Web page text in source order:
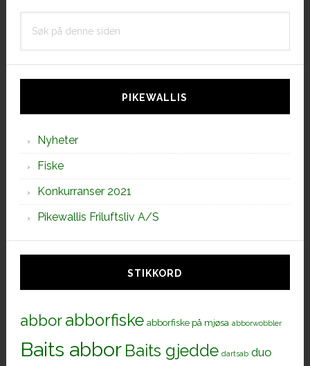
PIKEWALLIS
Nyheter
Fiske
Konkurranser 2021
Pikewallis Friluftsliv A/S
STIKKORD
abborabborfiske abborfiske på mjøsa abborwobbler
Baits abbor Baits gjedde dartsab duo